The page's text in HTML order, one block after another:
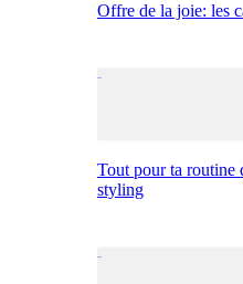
Offre de la joie: les
Tout pour ta routine
styling